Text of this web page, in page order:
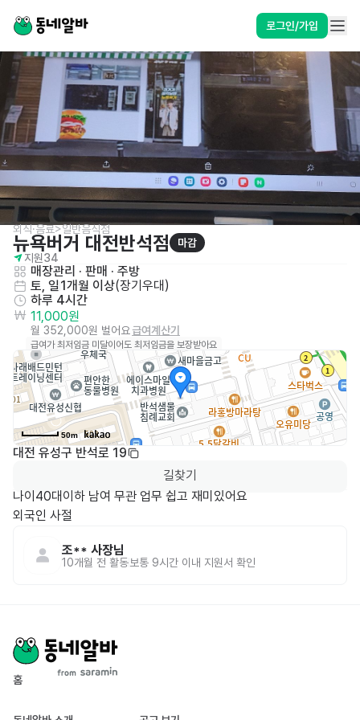
로그인/가입
외식·음료>일반음식점
뉴욕버거 대전반석점
마감
지원34
매장관리 · 판매 · 주방
토, 일1개월 이상(장기우대 )
하루 4시간
11,000원
월 352,000원 벌어요급여계산기
급여가 최저임금 미달이어도 최저임금을 보장받아요
50m
대전 유성구 반석로 19
길찾기
나이40대이하 남여 무관 업무 쉽고 재미있어요
외국인 사절
조** 사장님
10개월 전 활동 보통 9시간 이내 지원서 확인
홈